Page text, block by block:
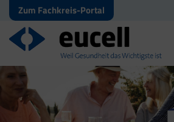
Zum Fachkreis-Portal